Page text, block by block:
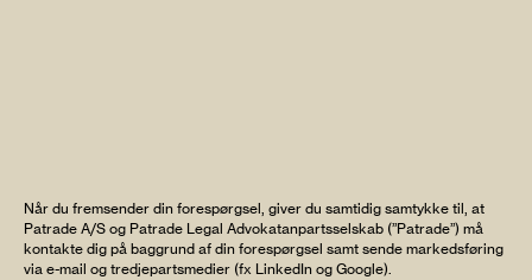
Når du fremsender din forespørgsel, giver du samtidig samtykke til, at
Patrade A/S og Patrade Legal Advokatanpartsselskab (”Patrade”) må
kontakte dig på baggrund af din forespørgsel samt sende markedsføring
via e-mail og tredjepartsmedier (fx LinkedIn og Google).